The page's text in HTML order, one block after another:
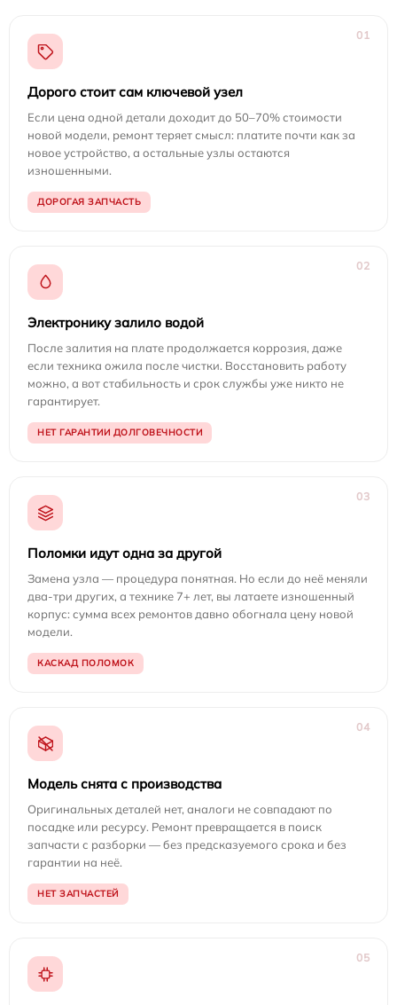
01
Дорого стоит сам ключевой узел
Если цена одной детали доходит до 50–70% стоимости
новой модели, ремонт теряет смысл: платите почти как за
новое устройство, а остальные узлы остаются
изношенными.
ДОРОГАЯ ЗАПЧАСТЬ
02
Электронику залило водой
После залития на плате продолжается коррозия, даже
если техника ожила после чистки. Восстановить работу
можно, а вот стабильность и срок службы уже никто не
гарантирует.
НЕТ ГАРАНТИИ ДОЛГОВЕЧНОСТИ
03
Поломки идут одна за другой
Замена узла — процедура понятная. Но если до неё меняли
два-три других, а технике 7+ лет, вы латаете изношенный
корпус: сумма всех ремонтов давно обогнала цену новой
модели.
КАСКАД ПОЛОМОК
04
Модель снята с производства
Оригинальных деталей нет, аналоги не совпадают по
посадке или ресурсу. Ремонт превращается в поиск
запчасти с разборки — без предсказуемого срока и без
гарантии на неё.
НЕТ ЗАПЧАСТЕЙ
05